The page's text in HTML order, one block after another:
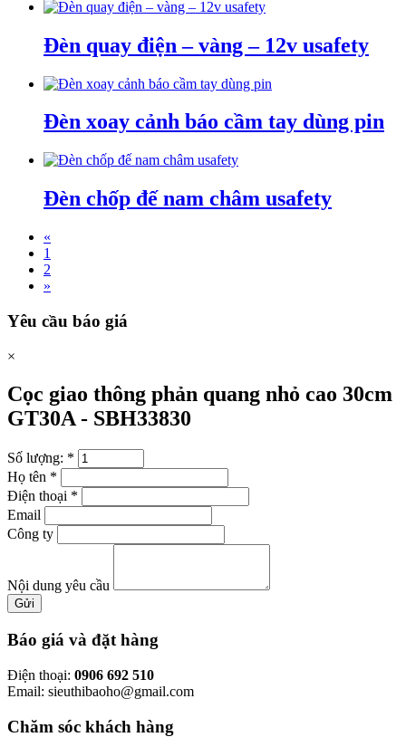
Đèn quay điện – vàng – 12v usafety
Đèn xoay cảnh báo cầm tay dùng pin
Đèn chốp đế nam châm usafety
«
1
2
»
Yêu cầu báo giá
×
Cọc giao thông phản quang nhỏ cao 30cm
GT30A - SBH33830
Số lượng: *
Họ tên *
Điện thoại *
Email
Công ty
Nội dung yêu cầu
Gửi
Báo giá và đặt hàng
Điện thoại: 0906 692 510
Email: sieuthibaoho@gmail.com
Chăm sóc khách hàng